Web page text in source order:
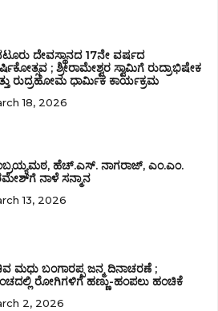
ದೇವಸ್ಥಾನದ 17ನೇ ವರ್ಷದ
; ಶ್ರೀರಾಮೇಶ್ವರ ಸ್ವಾಮಿಗೆ ರುದ್ರಾಭಿಷೇಕ
ರುದ್ರಹೋಮ ಧಾರ್ಮಿಕ ಕಾರ್ಯಕ್ರಮ
18, 2026
ಹೆಚ್.ಎಸ್. ನಾಗರಾಜ್‌, ಎಂ.ಎಂ.
ನಾಳೆ ಸನ್ಮಾನ
13, 2026
ಮಧು ಬಂಗಾರಪ್ಪ ಜನ್ಮ ದಿನಾಚರಣೆ ;
ರೋಗಿಗಳಿಗೆ ಹಣ್ಣು-ಹಂಪಲು ಹಂಚಿಕೆ
2, 2026